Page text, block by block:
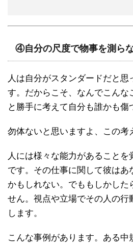
④自分の尺度で物事を測らな
人は自分がスタンダードだと思
す。だからこそ、なんでこんな
と勝手に考えて自分も誰かも傷
勿体ないと思いますよ、この考
人には様々な能力があること
です。その仕事に関して彼はあ
かもしれない。でももしかした
せん。視点や立場でその人の行
します。
こんな事例があります。ある中